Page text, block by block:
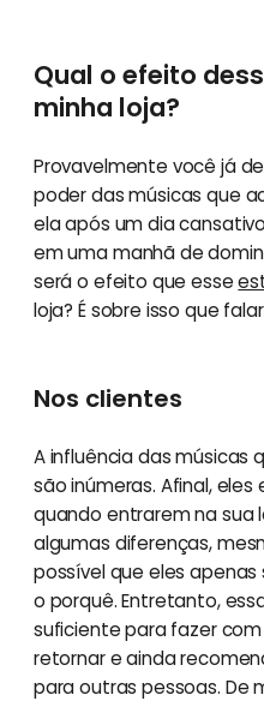
Qual o efeito
minha loja?
Provavelmente você já
poder das músicas que
ela após um dia
em uma manhã de
será o efeito que esse
loja? É sobre isso que
Nos clientes
A influência das músicas
são inúmeras. Afinal,
quando entrarem na sua
algumas diferenças,
possível que eles
o porquê. Entretanto,
suficiente para fazer
retornar e ainda
para outras pessoas. De